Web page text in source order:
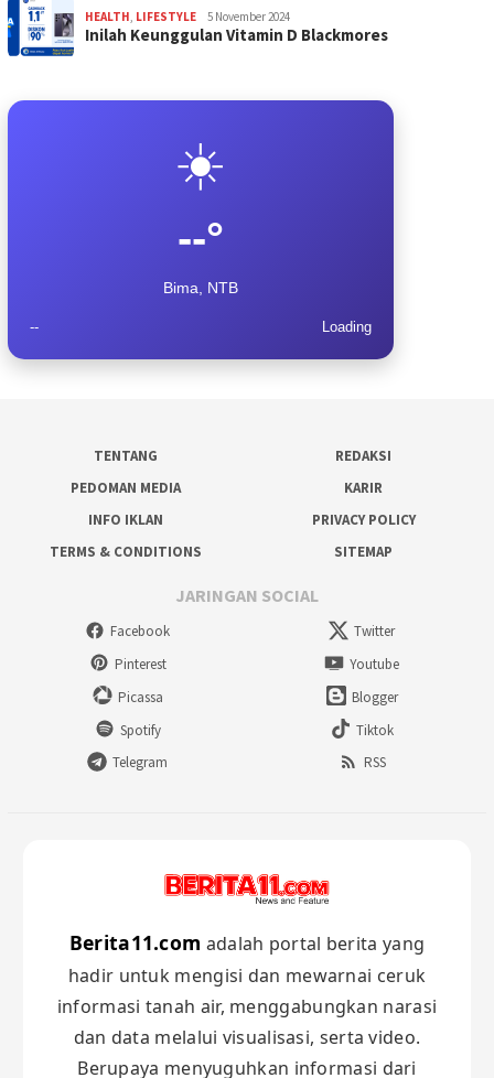
HEALTH, LIFESTYLE 5 November 2024
Inilah Keunggulan Vitamin D Blackmores
☀️
--°
Bima, NTB
-- Loading
TENTANG
REDAKSI
PEDOMAN MEDIA
KARIR
INFO IKLAN
PRIVACY POLICY
TERMS & CONDITIONS
SITEMAP
JARINGAN SOCIAL
Facebook
Twitter
Pinterest
Youtube
Picassa
Blogger
Spotify
Tiktok
Telegram
RSS
Berita11.com adalah portal berita yang
hadir untuk mengisi dan mewarnai ceruk
informasi tanah air, menggabungkan narasi
dan data melalui visualisasi, serta video.
Berupaya menyuguhkan informasi dari